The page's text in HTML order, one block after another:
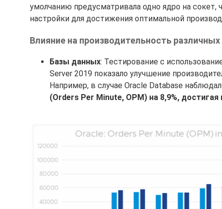
умолчанию предусматривала одно ядро на
настройки для достижения оптимальной
Влияние на производительность различных
Базы данных: Тестирование с
Server 2019 показало улучшение
Например, в случае Oracle Database
(Orders Per Minute, OPM) на 8,9%,